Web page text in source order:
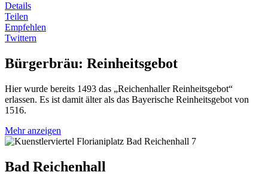
Details
Teilen
Empfehlen
Twittern
Bürgerbräu: Reinheitsgebot
Hier wurde bereits 1493 das „Reichenhaller Reinheitsgebot“
erlassen. Es ist damit älter als das Bayerische Reinheitsgebot von
1516.
Mehr anzeigen
Bad Reichenhall